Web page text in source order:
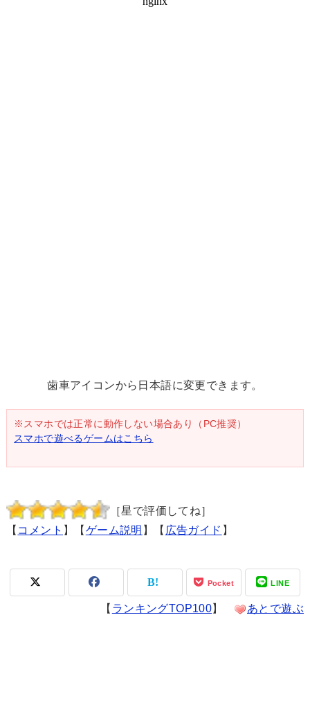
歯車アイコンから日本語に変更できます。
※スマホでは正常に動作しない場合あり（PC推奨）
スマホで遊べるゲームはこちら
［星で評価してね］
【 コメント 】【 ゲーム説明 】【 広告ガイド 】
Pocket LINE
【 ランキングTOP100】 あとで遊ぶ